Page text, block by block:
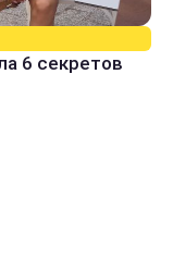
6 секретов